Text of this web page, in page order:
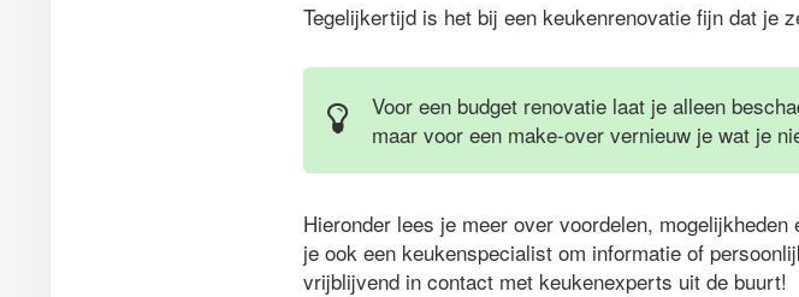
Tegelijkertijd is het bij een keukenrenovatie fijn dat je
Voor een budget renovatie laat je alleen
maar voor een make-over vernieuw je wat je
Hieronder lees je meer over voordelen,
je ook een keukenspecialist om informatie of
vrijblijvend in contact met keukenexperts uit de buurt!